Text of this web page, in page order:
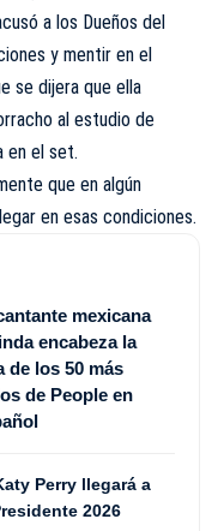
a los Dueños del
y mentir en el
se dijera que ella
al estudio de
en el set.
que en algún
en esas condiciones.
mexicana
encabeza la
de los 50 más
de People en
Perry llegará a
2026